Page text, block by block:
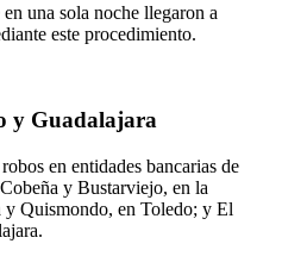
una sola noche llegaron a
este procedimiento.
y Guadalajara
en entidades bancarias de
y Bustarviejo, en la
Quismondo, en Toledo; y El